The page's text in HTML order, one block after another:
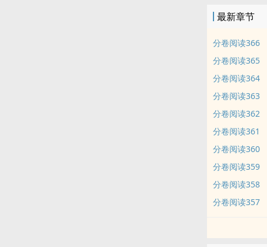
最新章节
分卷阅读366
分卷阅读365
分卷阅读364
分卷阅读363
分卷阅读362
分卷阅读361
分卷阅读360
分卷阅读359
分卷阅读358
分卷阅读357